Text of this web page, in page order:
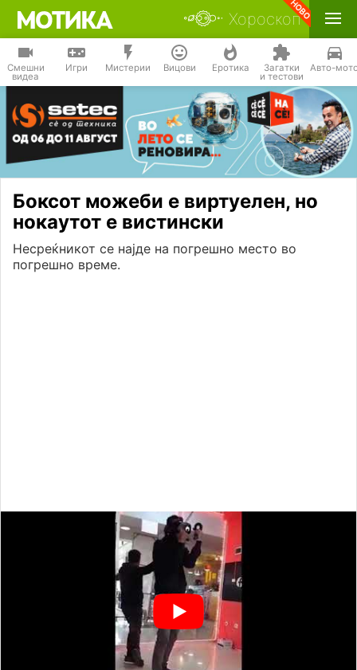
Хороскоп
Смешни
видеа
Игри Мистерии Вицови Еротика Загатки
и тестови
Авто-
Боксот можеби е виртуелен, но
нокаутот е вистински
Несреќникот се најде на погрешно место во
погрешно време.